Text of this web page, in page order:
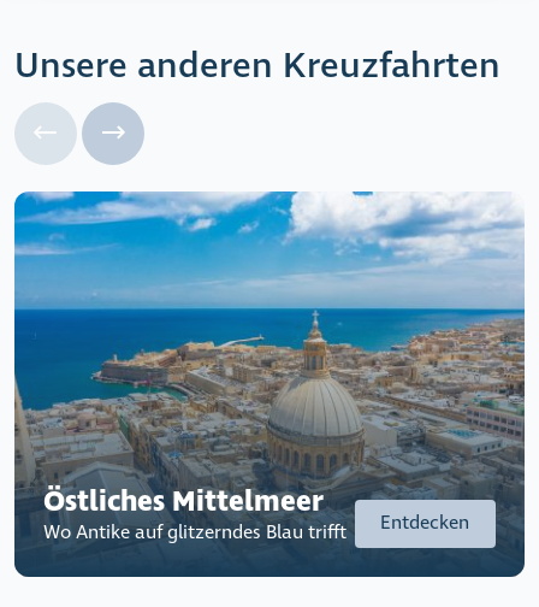
Unsere anderen Kreuzfahrten
Östliches Mittelmeer
Wo Antike auf glitzerndes Blau trifft Entdecken